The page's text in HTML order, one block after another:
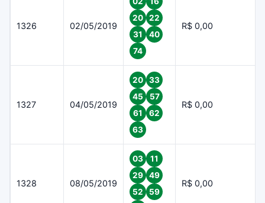
1326 02/05/2019
20
22
31
40
74
R$ 0,00
1327 04/05/2019
20
33
45
57
61
62
63
R$ 0,00
1328 08/05/2019
03
11
29
49
52
59
R$ 0,00